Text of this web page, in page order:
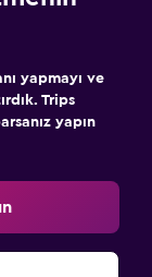
yapmayı ve
Trips
yapın